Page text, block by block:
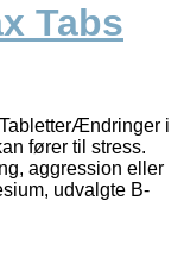
Tabs
i
fører til stress.
aggression eller
udvalgte B-